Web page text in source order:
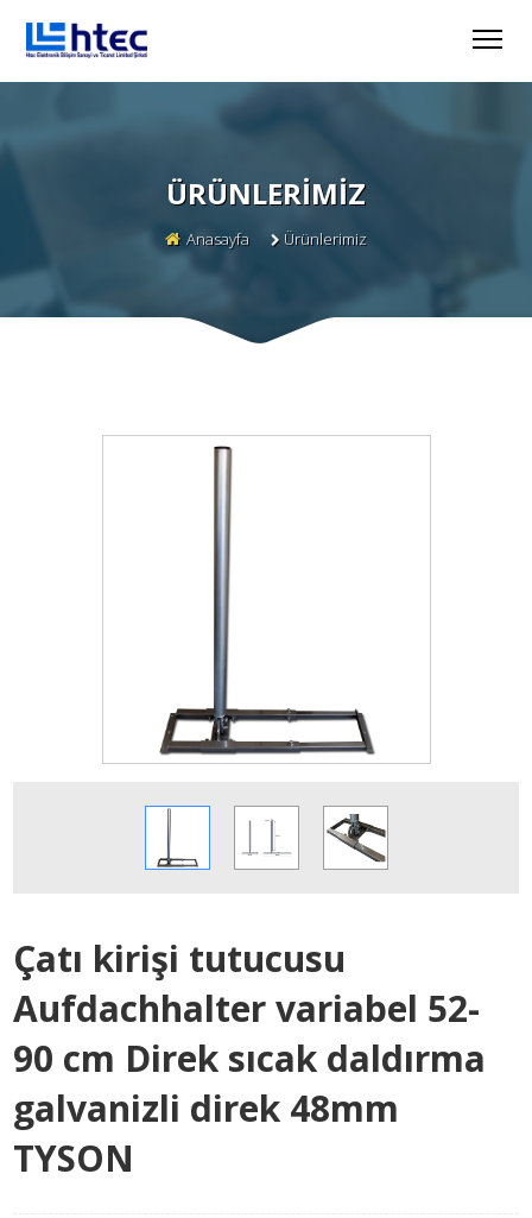
ÜRÜNLERIMIZ
Anasayfa Ürünlerimiz
Çatı kirişi tutucusu
Aufdachhalter variabel 52-
90 cm Direk sıcak daldırma
galvanizli direk 48mm
TYSON